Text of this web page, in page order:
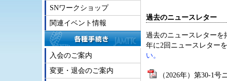
過去のニュースレター
過去のニュースレターを
年に2回ニュースレター
い。
（2026年）第30-1号
SNワークショップ
関連イベント情報
入会のご案内
変更・退会のご案内